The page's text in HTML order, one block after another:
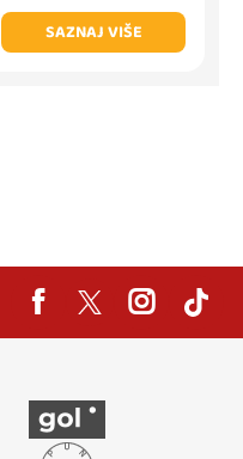
SAZNAJ VIŠE